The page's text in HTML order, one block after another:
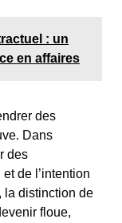
: un
en affaires
des
Dans
des
de l’intention
la distinction de
floue,